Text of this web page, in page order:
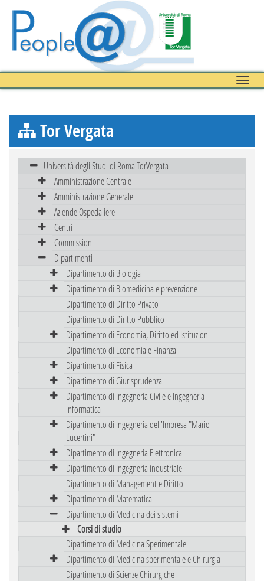
Toggle
Tor Vergata
Università degli Studi di Roma TorVergata
Amministrazione Centrale
Amministrazione Generale
Aziende Ospedaliere
Centri
Commissioni
Dipartimenti
Dipartimento di Biologia
Dipartimento di Biomedicina e prevenzione
Dipartimento di Diritto Privato
Dipartimento di Diritto Pubblico
Dipartimento di Economia, Diritto ed Istituzioni
Dipartimento di Economia e Finanza
Dipartimento di Fisica
Dipartimento di Giurisprudenza
Dipartimento di Ingegneria Civile e Ingegneria
informatica
Dipartimento di Ingegneria dell'Impresa "Mario
Lucertini"
Dipartimento di Ingegneria Elettronica
Dipartimento di Ingegneria industriale
Dipartimento di Management e Diritto
Dipartimento di Matematica
Dipartimento di Medicina dei sistemi
Corsi di studio
Dipartimento di Medicina Sperimentale
Dipartimento di Medicina sperimentale e Chirurgia
Dipartimento di Scienze Chirurgiche